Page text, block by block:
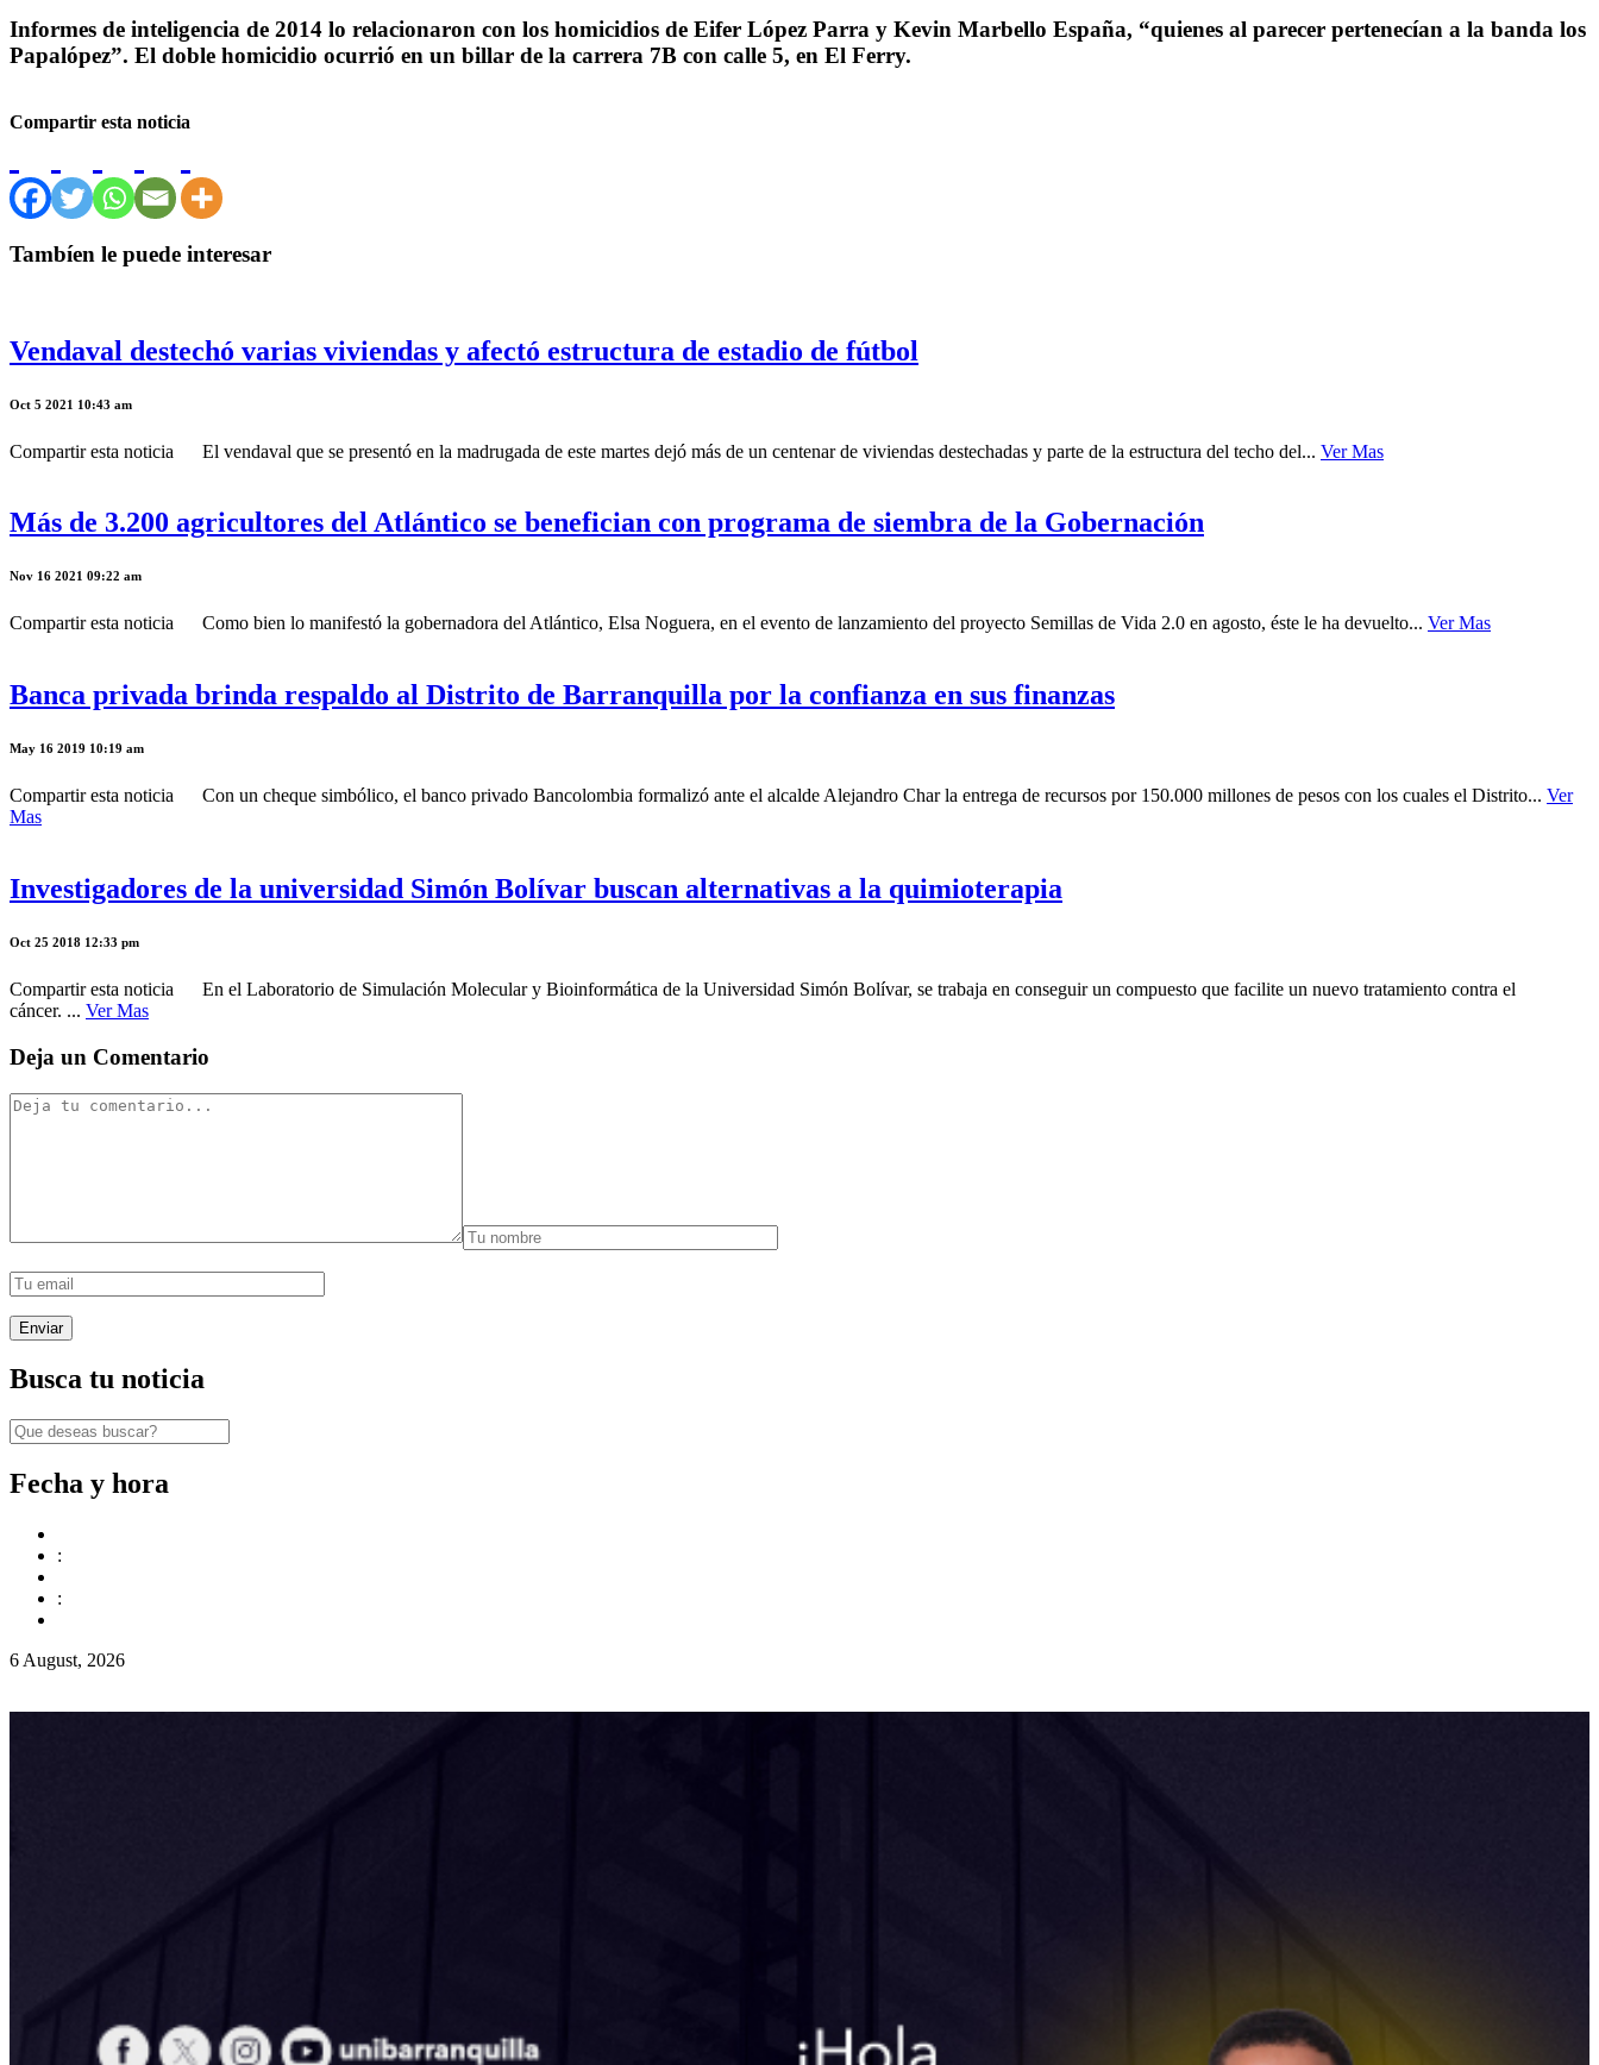
Informes de inteligencia de 2014 lo relacionaron con los homicidios de Eifer López Parra y Kevin Marbello España, “quienes al parecer pertenecían a la banda los
Papalópez”. El doble homicidio ocurrió en un billar de la carrera 7B con calle 5, en El Ferry.
Compartir esta noticia
Tambíen le puede interesar
Vendaval destechó varias viviendas y afectó estructura de estadio de fútbol
Oct 5 2021 10:43 am
Compartir esta noticia El vendaval que se presentó en la madrugada de este martes dejó más de un centenar de viviendas destechadas y parte de la estructura del techo del... Ver Mas
Más de 3.200 agricultores del Atlántico se benefician con programa de siembra de la Gobernación
Nov 16 2021 09:22 am
Compartir esta noticia Como bien lo manifestó la gobernadora del Atlántico, Elsa Noguera, en el evento de lanzamiento del proyecto Semillas de Vida 2.0 en agosto, éste le ha devuelto... Ver Mas
Banca privada brinda respaldo al Distrito de Barranquilla por la confianza en sus finanzas
May 16 2019 10:19 am
Compartir esta noticia Con un cheque simbólico, el banco privado Bancolombia formalizó ante el alcalde Alejandro Char la entrega de recursos por 150.000 millones de pesos con los cuales el Distrito... Ver
Mas
Investigadores de la universidad Simón Bolívar buscan alternativas a la quimioterapia
Oct 25 2018 12:33 pm
Compartir esta noticia En el Laboratorio de Simulación Molecular y Bioinformática de la Universidad Simón Bolívar, se trabaja en conseguir un compuesto que facilite un nuevo tratamiento contra el
cáncer. ... Ver Mas
Deja un Comentario
Busca tu noticia
Fecha y hora
:
:
6 August, 2026